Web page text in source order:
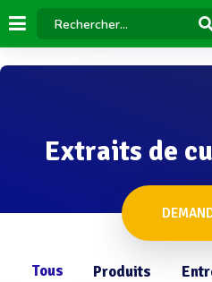
Extraits de
Tous Produits